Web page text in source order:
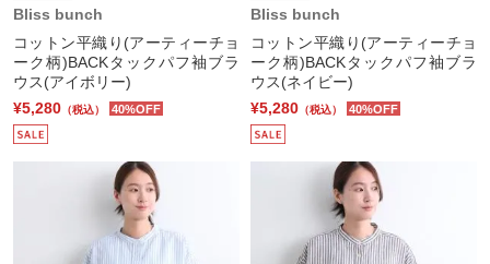
Bliss bunch
コットン平織り(アーティーチョ
ーク柄)BACKタックパフ袖ブラ
ウス(アイボリー)
¥5,280 （税込） 40%OFF
Bliss bunch
コットン平織り(アーティーチョ
ーク柄)BACKタックパフ袖ブラ
ウス(ネイビー)
¥5,280 （税込） 40%OFF